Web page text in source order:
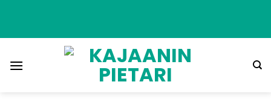
content